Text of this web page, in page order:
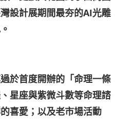
設計展期間最夯的AI光雕
於首度開辦的「命理一條
星座與紫微斗數等命理諮
喜愛；以及老市場活動